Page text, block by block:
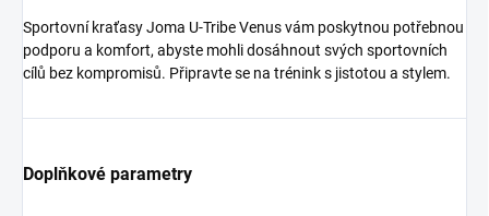
Sportovní kraťasy Joma U-Tribe Venus vám poskytnou potřebnou
podporu a komfort, abyste mohli dosáhnout svých sportovních
cílů bez kompromisů. Připravte se na trénink s jistotou a stylem.
Doplňkové parametry